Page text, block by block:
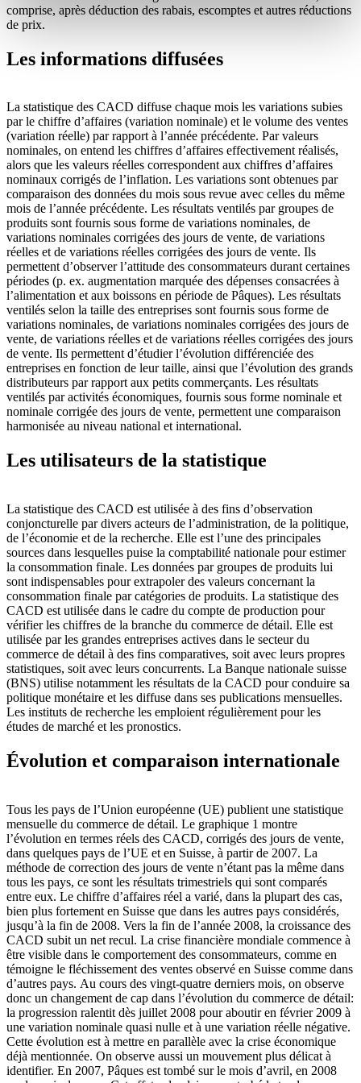
comprise, après déduction des rabais, escomptes et autres réductions
de prix.
Les informations diffusées
La statistique des CACD diffuse chaque mois les variations subies
par le chiffre d’affaires (variation nominale) et le volume des ventes
(variation réelle) par rapport à l’année précédente. Par valeurs
nominales, on entend les chiffres d’affaires effectivement réalisés,
alors que les valeurs réelles correspondent aux chiffres d’affaires
nominaux corrigés de l’inflation. Les variations sont obtenues par
comparaison des données du mois sous revue avec celles du même
mois de l’année précédente. Les résultats ventilés par groupes de
produits sont fournis sous forme de variations nominales, de
variations nominales corrigées des jours de vente, de variations
réelles et de variations réelles corrigées des jours de vente. Ils
permettent d’observer l’attitude des consommateurs durant certaines
périodes (p. ex. augmentation marquée des dépenses consacrées à
l’alimentation et aux boissons en période de Pâques). Les résultats
ventilés selon la taille des entreprises sont fournis sous forme de
variations nominales, de variations nominales corrigées des jours de
vente, de variations réelles et de variations réelles corrigées des jours
de vente. Ils permettent d’étudier l’évolution différenciée des
entreprises en fonction de leur taille, ainsi que l’évolution des grands
distributeurs par rapport aux petits commerçants. Les résultats
ventilés par activités économiques, fournis sous forme nominale et
nominale corrigée des jours de vente, permettent une comparaison
harmonisée au niveau national et international.
Les utilisateurs de la statistique
La statistique des CACD est utilisée à des fins d’observation
conjoncturelle par divers acteurs de l’administration, de la politique,
de l’économie et de la recherche. Elle est l’une des principales
sources dans lesquelles puise la comptabilité nationale pour estimer
la consommation finale. Les données par groupes de produits lui
sont indispensables pour extrapoler des valeurs concernant la
consommation finale par catégories de produits. La statistique des
CACD est utilisée dans le cadre du compte de production pour
vérifier les chiffres de la branche du commerce de détail. Elle est
utilisée par les grandes entreprises actives dans le secteur du
commerce de détail à des fins comparatives, soit avec leurs propres
statistiques, soit avec leurs concurrents. La Banque nationale suisse
(BNS) utilise notamment les résultats de la CACD pour conduire sa
politique monétaire et les diffuse dans ses publications mensuelles.
Les instituts de recherche les emploient régulièrement pour les
études de marché et les pronostics.
Évolution et comparaison internationale
Tous les pays de l’Union européenne (UE) publient une statistique
mensuelle du commerce de détail. Le graphique 1 montre
l’évolution en termes réels des CACD, corrigés des jours de vente,
dans quelques pays de l’UE et en Suisse, à partir de 2007. La
méthode de correction des jours de vente n’étant pas la même dans
tous les pays, ce sont les résultats trimestriels qui sont comparés
entre eux. Le chiffre d’affaires réel a varié, dans la plupart des cas,
bien plus fortement en Suisse que dans les autres pays considérés,
jusqu’à la fin de 2008. Vers la fin de l’année 2008, la croissance des
CACD subit un net recul. La crise financière mondiale commence à
être visible dans le comportement des consommateurs, comme en
témoigne le fléchissement des ventes observé en Suisse comme dans
d’autres pays. Au cours des vingt-quatre derniers mois, on observe
donc un changement de cap dans l’évolution du commerce de détail:
la progression ralentit dès juillet 2008 pour aboutir en février 2009 à
une variation nominale quasi nulle et à une variation réelle négative.
Cette évolution est à mettre en parallèle avec la crise économique
déjà mentionnée. On observe aussi un mouvement plus délicat à
identifier. En 2007, Pâques est tombé sur le mois d’avril, en 2008